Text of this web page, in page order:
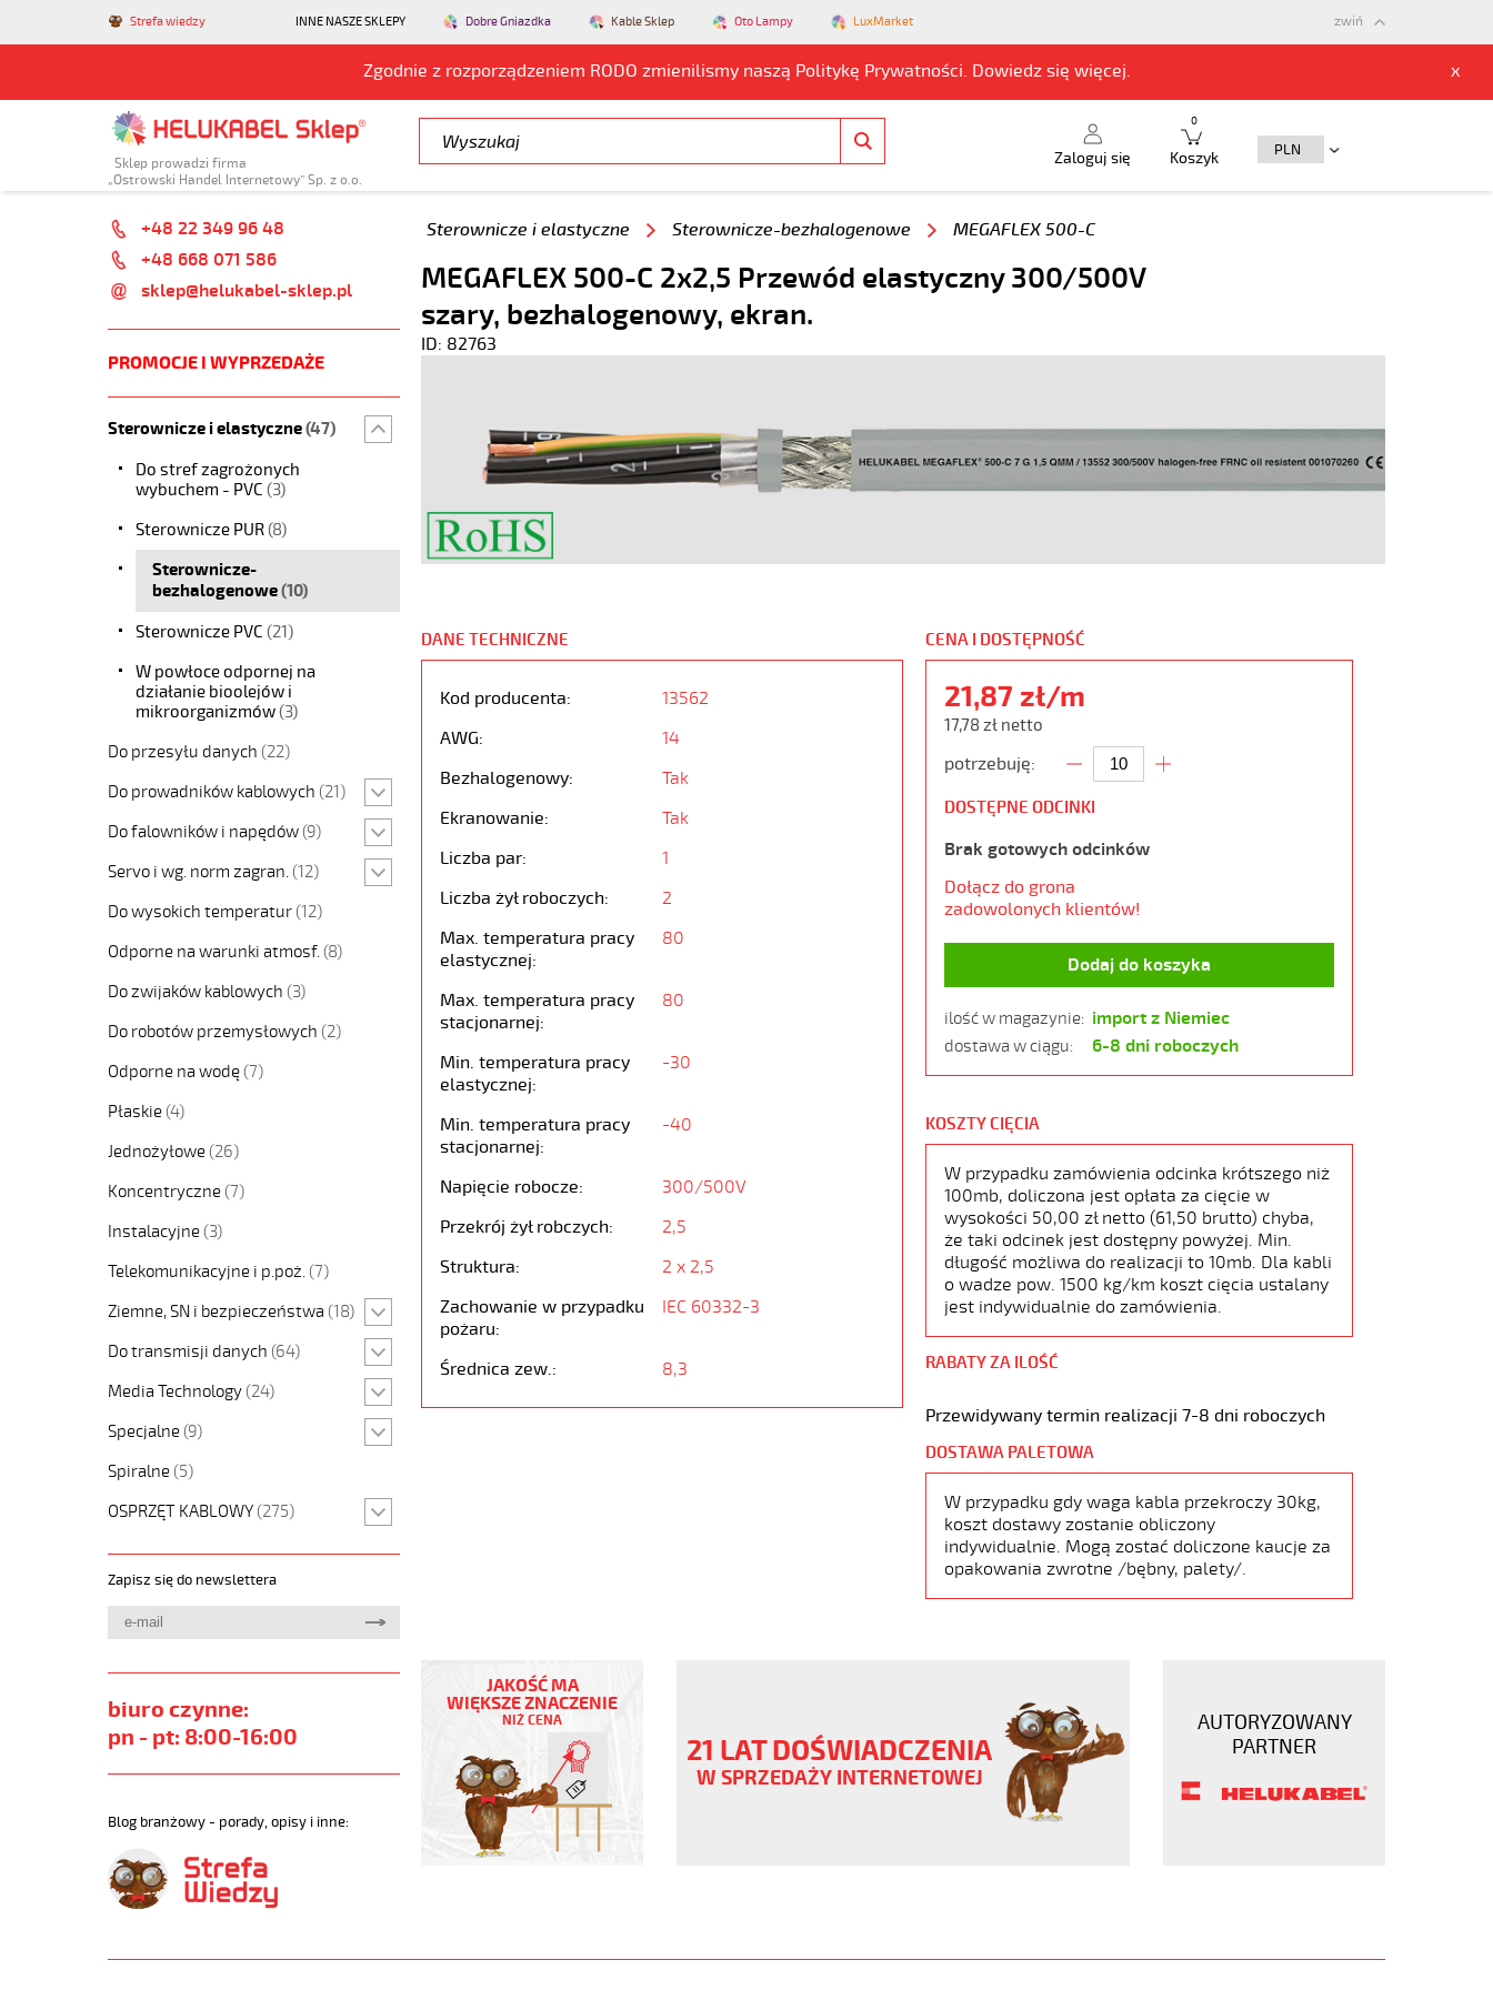
Strefa wiedzy INNE NASZE SKLEPY Dobre Gniazdka Kable Sklep Oto Lampy LuxMarket
Zgodnie z rozporządzeniem RODO zmienilismy naszą Politykę Prywatności. Dowiedz się więcej. x
zwiń
Sklep prowadzi firma
„Ostrowski Handel Internetowy” Sp. z o.o.
Zaloguj się Koszyk
0
+48 22 349 96 48
+48 668 071 586
sklep@helukabel-sklep.pl
PROMOCJE I WYPRZEDAŻE
Sterownicze i elastyczne(47)
Do stref zagrożonych
wybuchem - PVC (3)
Sterownicze PUR(8)
Sterownicze-
bezhalogenowe(10)
Sterownicze PVC (21)
W powłoce odpornej na
działanie bioolejów i
mikroorganizmów(3)
Do przesyłu danych (22)
Do prowadników kablowych (21)
Do falowników i napędów (9)
Servo i wg. norm zagran. (12)
Do wysokich temperatur (12)
Odporne na warunki atmosf. (8)
Do zwijaków kablowych (3)
Do robotów przemysłowych (2)
Odporne na wodę (7)
Płaskie (4)
Jednożyłowe (26)
Koncentryczne (7)
Instalacyjne (3)
Telekomunikacyjne i p.poż. (7)
Ziemne, SN i bezpieczeństwa (18)
Do transmisji danych (64)
Media Technology (24)
Specjalne (9)
Spiralne (5)
OSPRZĘT KABLOWY (275)
Zapisz się do newslettera
biuro czynne:
pn - pt: 8:00-16:00
Blog branżowy - porady, opisy i inne:
Sterownicze i elastyczne Sterownicze-bezhalogenowe MEGAFLEX 500-C
MEGAFLEX 500-C 2x2,5 Przewód elastyczny 300/500V
szary, bezhalogenowy, ekran.
ID: 82763
DANE TECHNICZNE
Kod producenta:
13562
AWG:
14
Bezhalogenowy:
Tak
Ekranowanie:
Tak
Liczba par:
1
Liczba żył roboczych:
2
Max. temperatura pracy
elastycznej:
80
Max. temperatura pracy
stacjonarnej:
80
Min. temperatura pracy
elastycznej:
-30
Min. temperatura pracy
stacjonarnej:
-40
Napięcie robocze:
300/500V
Przekrój żył robczych:
2,5
Struktura:
2 x 2,5
Zachowanie w przypadku
pożaru:
IEC 60332-3
Średnica zew.: 8,3
CENA I DOSTĘPNOŚĆ
21,87 zł/m
17,78 zł netto
potrzebuję:
DOSTĘPNE ODCINKI
Brak gotowych odcinków
Dołącz do grona
zadowolonych klientów!
Dodaj do koszyka
ilość w magazynie: import z Niemiec
dostawa w ciągu: 6-8 dni roboczych
KOSZTY CIĘCIA
W przypadku zamówienia odcinka krótszego niż
100mb, doliczona jest opłata za cięcie w
wysokości 50,00 zł netto (61,50 brutto) chyba,
że taki odcinek jest dostępny powyżej. Min.
długość możliwa do realizacji to 10mb. Dla kabli
o wadze pow. 1500 kg/km koszt cięcia ustalany
jest indywidualnie do zamówienia.
RABATY ZA ILOŚĆ
Przewidywany termin realizacji 7-8 dni roboczych
DOSTAWA PALETOWA
W przypadku gdy waga kabla przekroczy 30kg,
koszt dostawy zostanie obliczony
indywidualnie. Mogą zostać doliczone kaucje za
opakowania zwrotne /bębny, palety/.
2x2,5
elastyczny
300/500V
szary,
bezhalogenowy,
C.jpg
JAKOŚĆ MA
WIĘKSZE ZNACZENIE
NIŻ CENA
21 LAT DOŚWIADCZENIA
W SPRZEDAŻY INTERNETOWEJ
AUTORYZOWANY
PARTNER